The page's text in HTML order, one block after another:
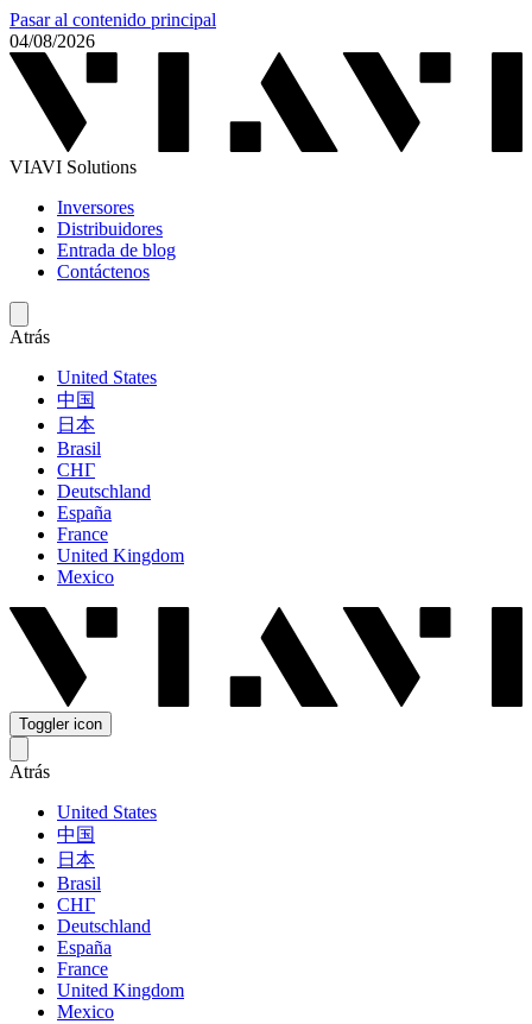
Pasar al contenido principal
04/08/2026
VIAVI Solutions
Inversores
Distribuidores
Entrada de blog
Contáctenos
Atrás
United States
中国
日本
Brasil
СНГ
Deutschland
España
France
United Kingdom
Mexico
Toggler icon
Atrás
United States
中国
日本
Brasil
СНГ
Deutschland
España
France
United Kingdom
Mexico